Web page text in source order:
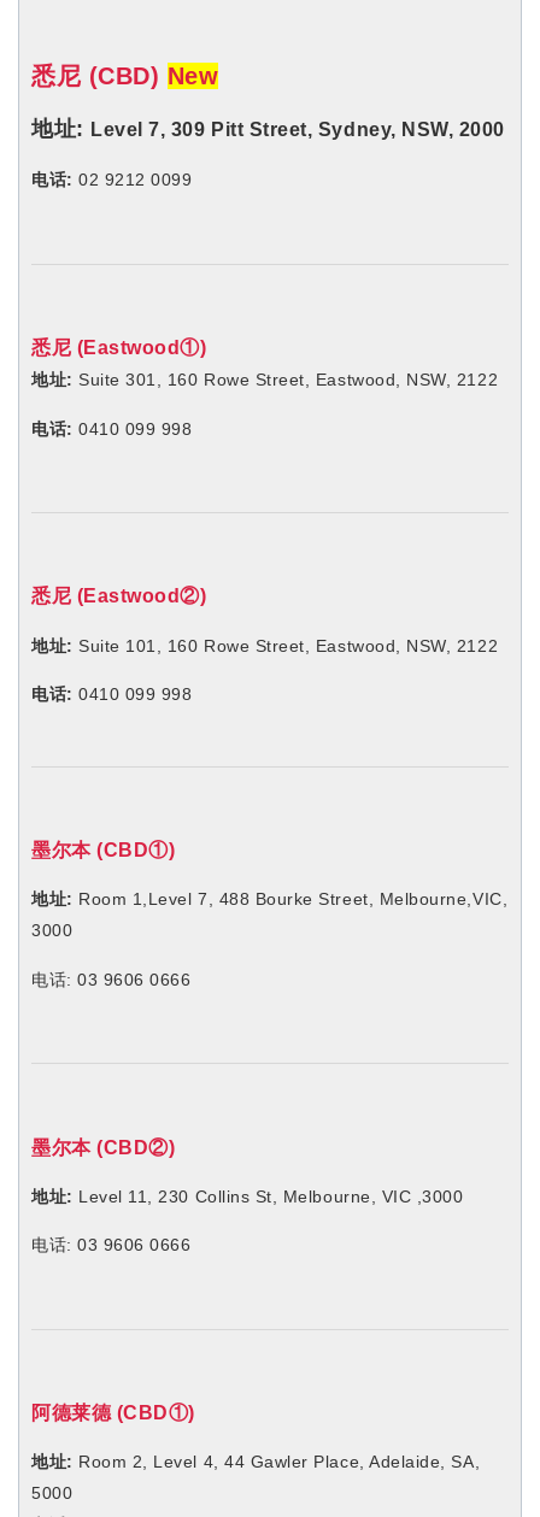
悉尼 (CBD) New
地址: Level 7, 309 Pitt Street, Sydney, NSW, 2000
电话: 02 9212 0099
悉尼 (Eastwood①)
地址: Suite 301, 160 Rowe Street, Eastwood, NSW, 2122
电话: 0410 099 998
悉尼 (Eastwood②)
地址: Suite 101, 160 Rowe Street, Eastwood, NSW, 2122
电话: 0410 099 998
墨尔本 (CBD①)
地址: Room 1,Level 7, 488 Bourke Street, Melbourne,VIC,
3000
电话: 03 9606 0666
墨尔本 (CBD②)
地址: Level 11, 230 Collins St, Melbourne, VIC ,3000
电话: 03 9606 0666
阿德莱德 (CBD①)
地址: Room 2, Level 4, 44 Gawler Place, Adelaide, SA,
5000